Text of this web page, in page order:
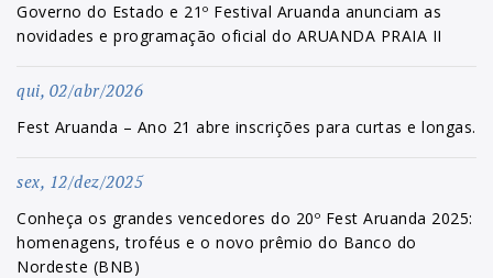
Governo do Estado e 21º Festival Aruanda anunciam as
novidades e programação oficial do ARUANDA PRAIA II
qui, 02/abr/2026
Fest Aruanda – Ano 21 abre inscrições para curtas e longas.
sex, 12/dez/2025
Conheça os grandes vencedores do 20º Fest Aruanda 2025:
homenagens, troféus e o novo prêmio do Banco do
Nordeste (BNB)